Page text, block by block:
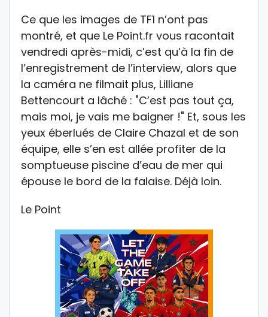
Ce que les images de TF1 n’ont pas
montré, et que Le Point.fr vous racontait
vendredi après-midi, c’est qu’à la fin de
l’enregistrement de l’interview, alors que
la caméra ne filmait plus, Lilliane
Bettencourt a lâché : "C’est pas tout ça,
mais moi, je vais me baigner !" Et, sous les
yeux éberlués de Claire Chazal et de son
équipe, elle s’en est allée profiter de la
somptueuse piscine d’eau de mer qui
épouse le bord de la falaise. Déjà loin.
Le Point